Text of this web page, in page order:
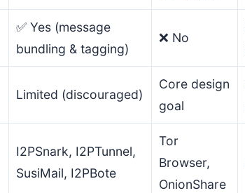
✅ Yes (message
bundling & tagging)
❌ No
Limited (discouraged)
Core design
goal
I2PSnark, I2PTunnel,
SusiMail, I2PBote
Tor
Browser,
OnionShare